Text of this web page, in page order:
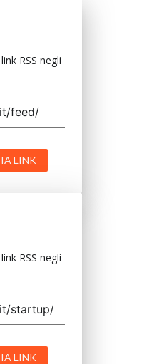
RSS negli
LINK
RSS negli
LINK